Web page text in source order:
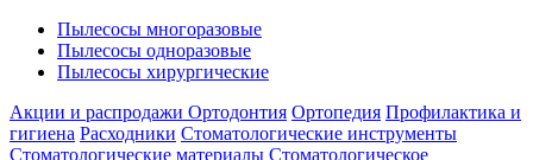
Пылесосы многоразовые
Пылесосы одноразовые
Пылесосы хирургические
Акции и распродажи Ортодонтия Ортопедия Профилактика и
гигиена Расходники Стоматологические инструменты
Стоматологические материалы Стоматологическое